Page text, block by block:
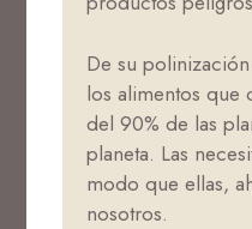
De su
los alimentos que
del 90% de las
planeta. Las
modo que ellas,
nosotros.